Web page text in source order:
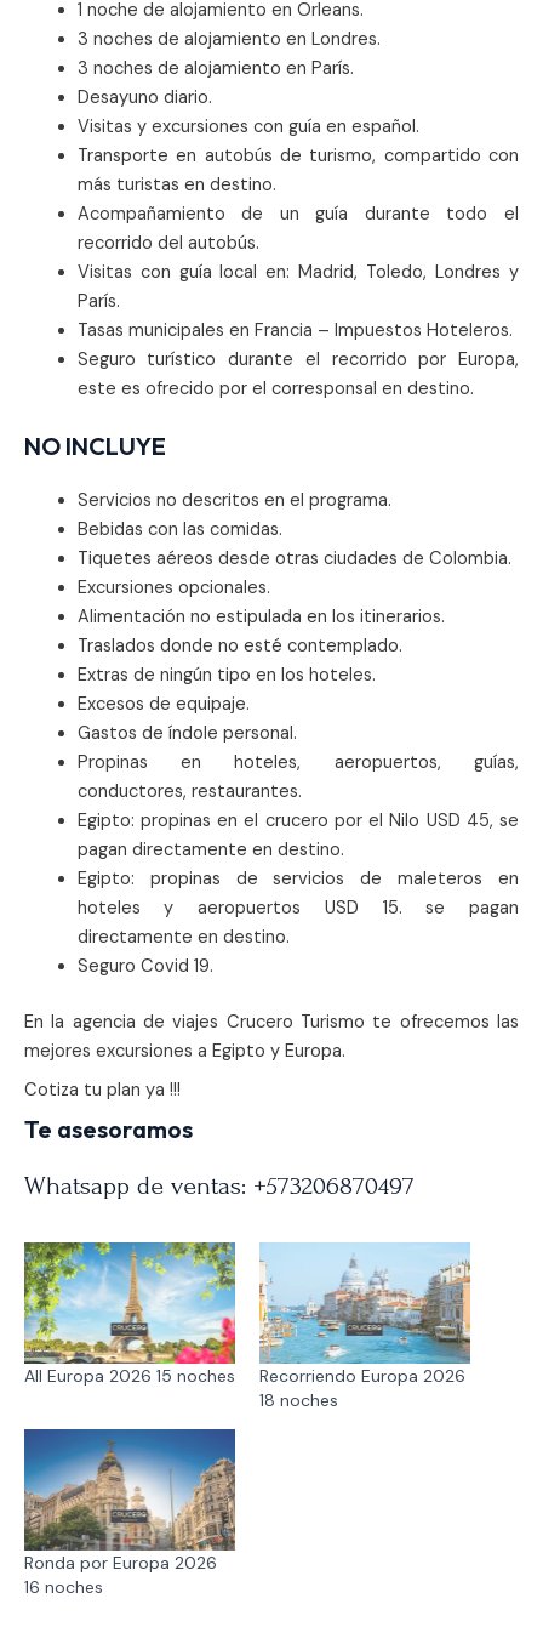
1 noche de alojamiento en Orleans.
3 noches de alojamiento en Londres.
3 noches de alojamiento en París.
Desayuno diario.
Visitas y excursiones con guía en español.
Transporte en autobús de turismo, compartido con
más turistas en destino.
Acompañamiento de un guía durante todo el
recorrido del autobús.
Visitas con guía local en: Madrid, Toledo, Londres y
París.
Tasas municipales en Francia – Impuestos Hoteleros.
Seguro turístico durante el recorrido por Europa,
este es ofrecido por el corresponsal en destino.
NO INCLUYE
Servicios no descritos en el programa.
Bebidas con las comidas.
Tiquetes aéreos desde otras ciudades de Colombia.
Excursiones opcionales.
Alimentación no estipulada en los itinerarios.
Traslados donde no esté contemplado.
Extras de ningún tipo en los hoteles.
Excesos de equipaje.
Gastos de índole personal.
Propinas en hoteles, aeropuertos, guías,
conductores, restaurantes.
Egipto: propinas en el crucero por el Nilo USD 45, se
pagan directamente en destino.
Egipto: propinas de servicios de maleteros en
hoteles y aeropuertos USD 15. se pagan
directamente en destino.
Seguro Covid 19.
En la agencia de viajes Crucero Turismo te ofrecemos las
mejores excursiones a Egipto y Europa.
Cotiza tu plan ya !!!
Te asesoramos
Whatsapp de ventas: +573206870497
All Europa 2026 15 noches
Recorriendo Europa 2026
18 noches
Ronda por Europa 2026
16 noches